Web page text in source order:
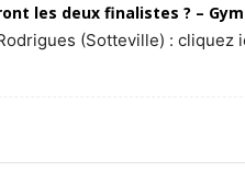
les deux finalistes ? –
(Sotteville) : cliquez